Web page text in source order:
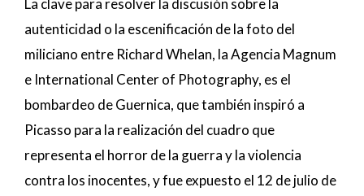
La clave para resolver la discusión sobre la
autenticidad o la escenificación de la foto del
miliciano entre Richard Whelan, la Agencia Magnum
e International Center of Photography, es el
bombardeo de Guernica, que también inspiró a
Picasso para la realización del cuadro que
representa el horror de la guerra y la violencia
contra los inocentes, y fue expuesto el 12 de julio de